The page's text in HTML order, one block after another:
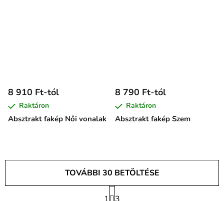
Absztrakt fakép Női vonalak
8 910 Ft-tól
Raktáron
Absztrakt fakép Szem
8 790 Ft-tól
Raktáron
TOVÁBBI 30 BETÖLTÉSE
L